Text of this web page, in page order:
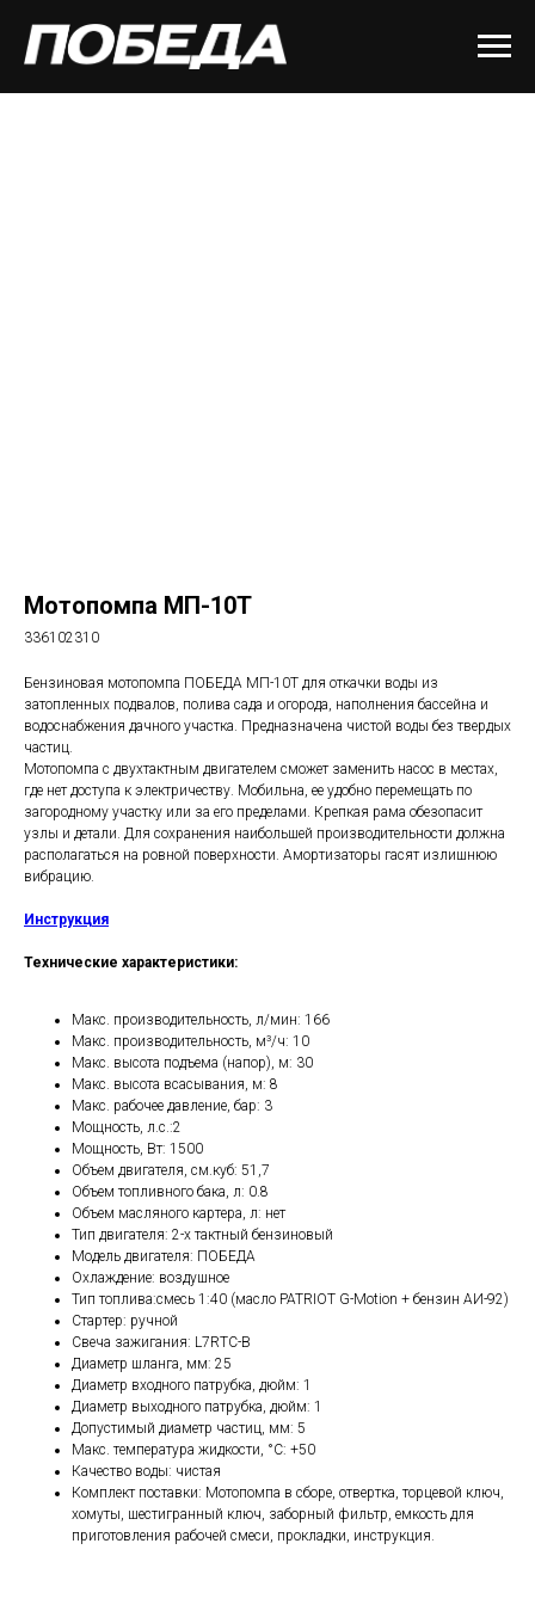
Мотопомпа МП-10T
336102310
Бензиновая мотопомпа ПОБЕДА МП-10T для откачки воды из
затопленных подвалов, полива сада и огорода, наполнения бассейна и
водоснабжения дачного участка. Предназначена чистой воды без твердых
частиц.
Мотопомпа с двухтактным двигателем сможет заменить насос в местах,
где нет доступа к электричеству. Мобильна, ее удобно перемещать по
загородному участку или за его пределами. Крепкая рама обезопасит
узлы и детали. Для сохранения наибольшей производительности должна
располагаться на ровной поверхности. Амортизаторы гасят излишнюю
вибрацию.
Инструкция
Технические характеристики:
Макс. производительность, л/мин: 166
Макс. производительность, м³/ч: 10
Макс. высота подъема (напор), м: 30
Макс. высота всасывания, м: 8
Макс. рабочее давление, бар: 3
Мощность, л.с.:2
Мощность, Вт: 1500
Объем двигателя, см.куб: 51,7
Объем топливного бака, л: 0.8
Объем масляного картера, л: нет
Тип двигателя: 2-х тактный бензиновый
Модель двигателя: ПОБЕДА
Охлаждение: воздушное
Тип топлива:смесь 1:40 (масло PATRIOT G-Motion + бензин АИ-92)
Стартер: ручной
Свеча зажигания: L7RTC-B
Диаметр шланга, мм: 25
Диаметр входного патрубка, дюйм: 1
Диаметр выходного патрубка, дюйм: 1
Допустимый диаметр частиц, мм: 5
Макс. температура жидкости, °С: +50
Качество воды: чистая
Комплект поставки: Мотопомпа в сборе, отвертка, торцевой ключ,
хомуты, шестигранный ключ, заборный фильтр, емкость для
приготовления рабочей смеси, прокладки, инструкция.